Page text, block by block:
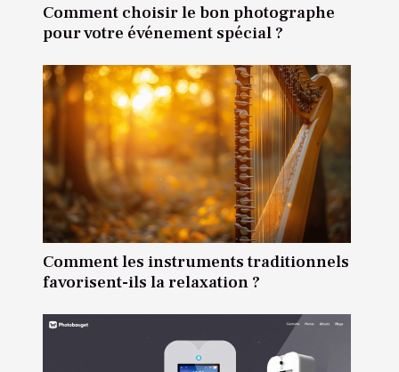
Comment choisir le bon photographe
pour votre événement spécial ?
Comment les instruments traditionnels
favorisent-ils la relaxation ?